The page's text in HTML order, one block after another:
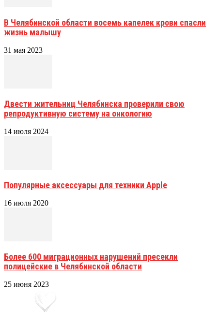
В Челябинской области восемь капелек крови спасли
жизнь малышу
31 мая 2023
Двести жительниц Челябинска проверили свою
репродуктивную систему на онкологию
14 июля 2024
Популярные аксессуары для техники Apple
16 июля 2020
Более 600 миграционных нарушений пресекли
полицейские в Челябинской области
25 июня 2023